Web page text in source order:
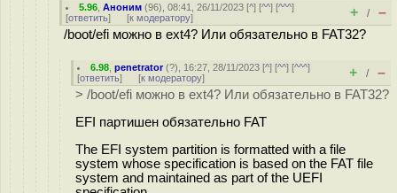
5.96 ,Аноним (96), 08:41, 26/11/2023 [^] [^^] [^^^]
[ответить] [к модератору] + / –
/boot/efi можно в ext4? Или обязательно в FAT32?
6.98 ,penetrator(?), 16:27, 28/11/2023 [^] [^^] [^^^]
[ответить] [к модератору] + / –
> /boot/efi можно в ext4? Или обязательно в FAT32?
EFI партишен обязательно FAT
The EFI system partition is formatted with a file
system whose specification is based on the FAT file
system and maintained as part of the UEFI